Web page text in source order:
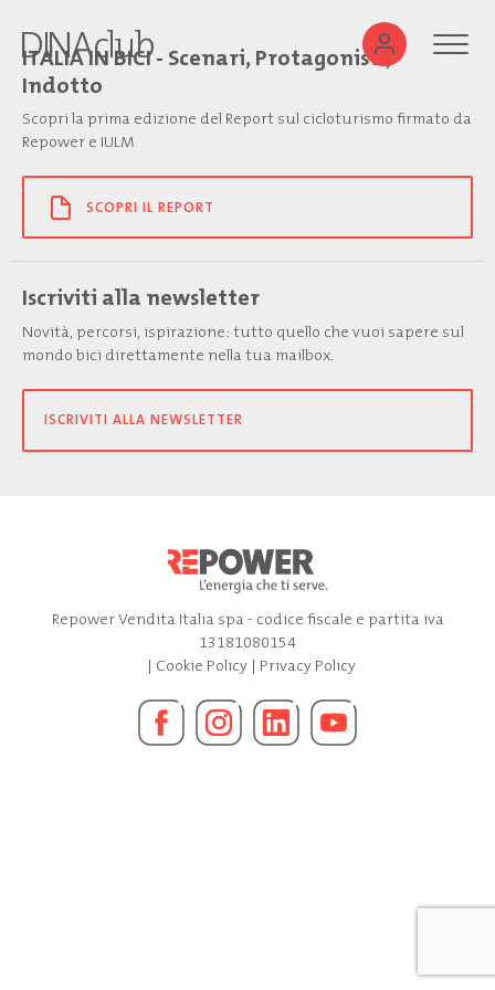
ITALIA IN BICI - Scenari, Protagonisti,
Indotto
Scopri la prima edizione del Report sul cicloturismo firmato da
Repower e IULM
SCOPRI IL REPORT
Iscriviti alla newsletter
Novità, percorsi, ispirazione: tutto quello che vuoi sapere sul
mondo bici direttamente nella tua mailbox.
ISCRIVITI ALLA NEWSLETTER
Repower Vendita Italia spa - codice fiscale e partita iva
13181080154
| Cookie Policy| Privacy Policy